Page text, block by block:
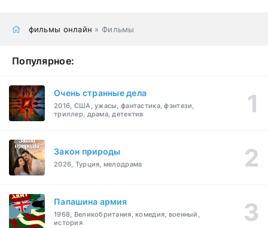
фильмы онлайн » Фильмы
Популярное:
Очень странные дела
2016, США, ужасы, фантастика, фэнтези,
триллер, драма, детектив
Закон природы
2026, Турция, мелодрама
Папашина армия
1968, Великобритания, комедия, военный,
история